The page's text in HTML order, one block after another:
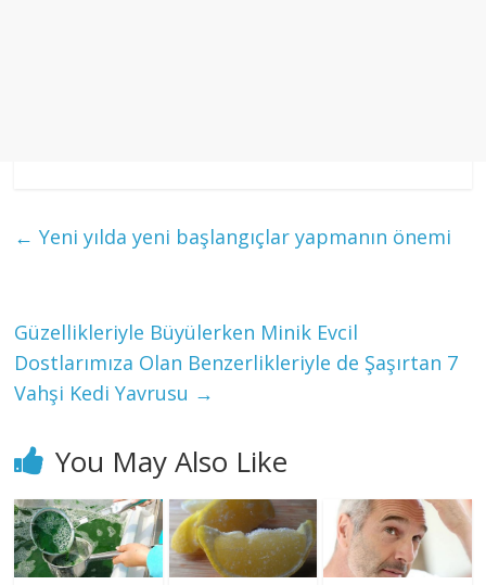
← Yeni yılda yeni başlangıçlar yapmanın önemi
Güzellikleriyle Büyülerken Minik Evcil
Dostlarımıza Olan Benzerlikleriyle de Şaşırtan 7
Vahşi Kedi Yavrusu →
You May Also Like